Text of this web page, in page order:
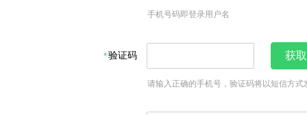
手机号码即登录用户名
验证码 获
请输入正确的手机号，验证码将以短信方式